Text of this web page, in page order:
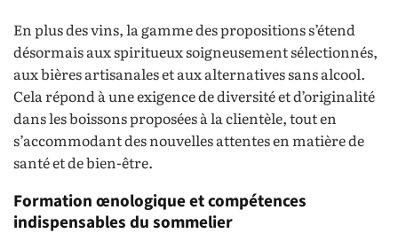
En plus des vins, la gamme des propositions s’étend
désormais aux spiritueux soigneusement sélectionnés,
aux bières artisanales et aux alternatives sans alcool.
Cela répond à une exigence de diversité et d’originalité
dans les boissons proposées à la clientèle, tout en
s’accommodant des nouvelles attentes en matière de
santé et de bien-être.
Formation œnologique et compétences
indispensables du sommelier